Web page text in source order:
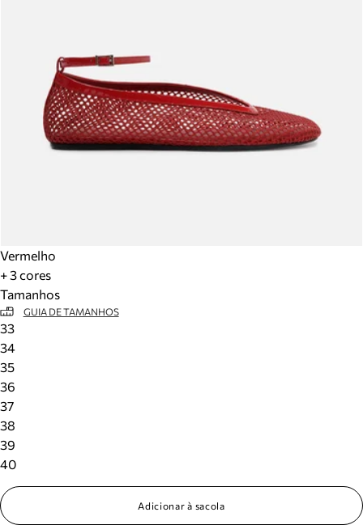
Vermelho
+ 3 cores
Tamanhos
GUIA DE TAMANHOS
33
34
35
36
37
38
39
40
Adicionar à sacola